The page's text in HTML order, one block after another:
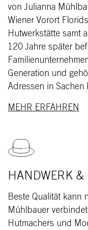
von Julianna
Wiener Vorort
Hutwerkstätte samt
120 Jahre später
Generation und
Adressen in Sachen
MEHR ERFAHREN
HANDWERK &
Beste Qualität kann
Mühlbauer
Hutmachers und